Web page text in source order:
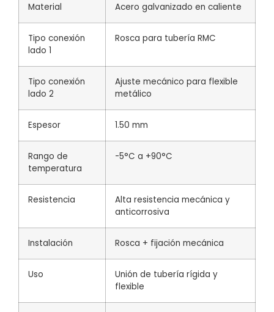
Material Acero galvanizado en caliente
Tipo conexión
lado 1
Rosca para tubería RMC
Tipo conexión
lado 2
Ajuste mecánico para flexible
metálico
Espesor 1.50 mm
Rango de
temperatura
-5°C a +90°C
Resistencia
Alta resistencia mecánica y
anticorrosiva
Instalación Rosca + fijación mecánica
Uso
Unión de tubería rígida y
flexible